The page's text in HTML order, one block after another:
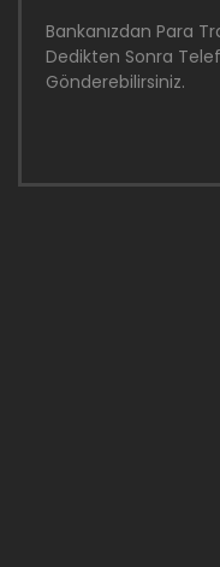
Bankanızdan Para
Dedikten Sonra
Gönderebilirsiniz.